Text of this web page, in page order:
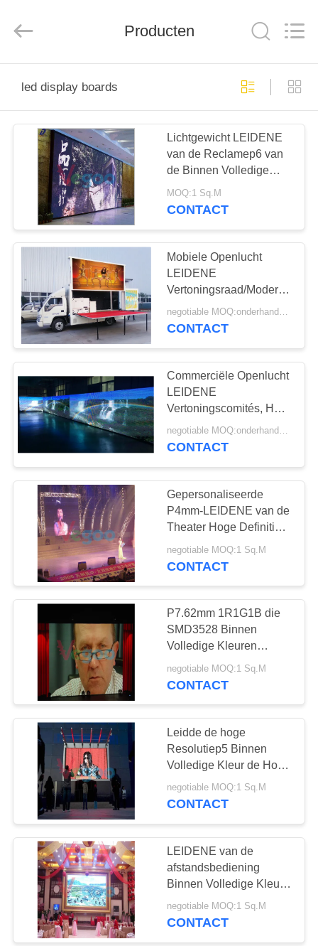
PRODUCTEN
VIDEO'S
OVER
ONS
FABRIEKSTOCHT
KWALITEITSCONTROLE
NEEM
CONTACT
MET
ONS
OP
NIEUWS
VRAAG
EEN
OFFERTE
SITEMAP
PRIVACY
POLICY
Co.,
Reserved.
Producten
led display boards
Lichtgewicht LEIDENE
van de Reclamep6 van
de Binnen Volledige
Kleur Ce/ROHS/FCC
Vertoningsraad
MOQ:1 Sq.M
CONTACT
Mobiele Openlucht
LEIDENE
Vertoningsraad/Moderne
Openluchthuur
LEIDENE Vertoning
negotiable MOQ:onderhandelingen
CONTACT
Commerciële Openlucht
LEIDENE
Vertoningscomités, HD
die LEIDENE
Vertoningsraad
negotiable MOQ:onderhandelingen
CONTACT
Gepersonaliseerde
P4mm-LEIDENE van de
Theater Hoge Definitie
Vertoning met
Aluminiumkabinet
negotiable MOQ:1 Sq.M
CONTACT
P7.62mm 1R1G1B die
SMD3528 Binnen
Volledige Kleuren
LEIDENE Vertoning
244mm×244mm
negotiable MOQ:1 Sq.M
CONTACT
Leidde de hoge
Resolutiep5 Binnen
Volledige Kleur de Hoge
Frequentie Dynamisch
Beeld van de
negotiable MOQ:1 Sq.M
CONTACT
LEIDENE van de
afstandsbediening
Binnen Volledige Kleur
Vertoningsp10 Geleide
Module AC 110V - 220V
negotiable MOQ:1 Sq.M
CONTACT